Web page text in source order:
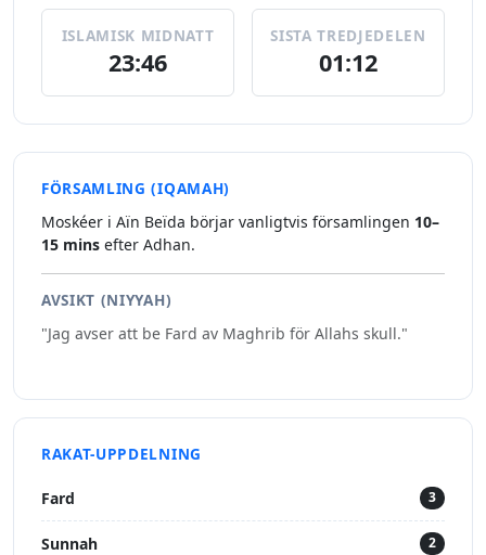
ISLAMISK MIDNATT
23:46
SISTA TREDJEDELEN
01:12
FÖRSAMLING (IQAMAH)
Moskéer i Aïn Beïda börjar vanligtvis församlingen 10–
15 mins efter Adhan.
AVSIKT (NIYYAH)
"Jag avser att be Fard av Maghrib för Allahs skull."
RAKAT-UPPDELNING
Fard 3
Sunnah 2